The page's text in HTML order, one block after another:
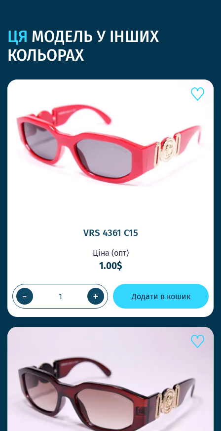
ЦЯ МОДЕЛЬ У ІНШИХ
КОЛЬОРАХ
VRS 4361 C15
Ціна (опт)
1.00$
- + Додати в кошик